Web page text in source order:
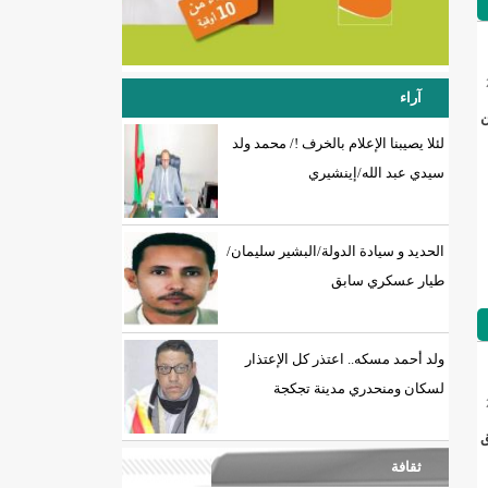
آراء
لئلا يصيبنا الإعلام بالخرف !/ محمد ولد
سيدي عبد الله/إينشيري
الحديد و سيادة الدولة/البشير سليمان/
طيار عسكري سابق
ولد أحمد مسكه.. اعتذر كل الإعتذار
لسكان ومنحدري مدينة تجكجة
ثقافة